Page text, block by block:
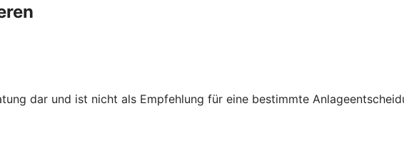
dar und ist nicht als Empfehlung für eine bestimmte